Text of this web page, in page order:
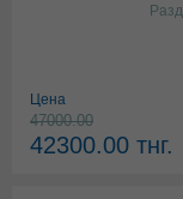
Цена
47000.00
42300.00 тнг.